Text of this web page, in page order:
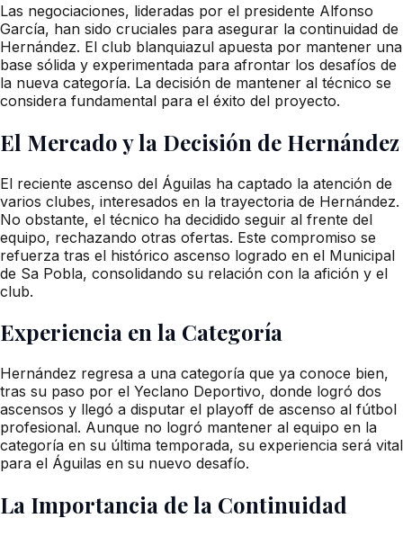
Las negociaciones, lideradas por el presidente Alfonso
García, han sido cruciales para asegurar la continuidad de
Hernández. El club blanquiazul apuesta por mantener una
base sólida y experimentada para afrontar los desafíos de
la nueva categoría. La decisión de mantener al técnico se
considera fundamental para el éxito del proyecto.
El Mercado y la Decisión de Hernández
El reciente ascenso del Águilas ha captado la atención de
varios clubes, interesados en la trayectoria de Hernández.
No obstante, el técnico ha decidido seguir al frente del
equipo, rechazando otras ofertas. Este compromiso se
refuerza tras el histórico ascenso logrado en el Municipal
de Sa Pobla, consolidando su relación con la afición y el
club.
Experiencia en la Categoría
Hernández regresa a una categoría que ya conoce bien,
tras su paso por el Yeclano Deportivo, donde logró dos
ascensos y llegó a disputar el playoff de ascenso al fútbol
profesional. Aunque no logró mantener al equipo en la
categoría en su última temporada, su experiencia será vital
para el Águilas en su nuevo desafío.
La Importancia de la Continuidad